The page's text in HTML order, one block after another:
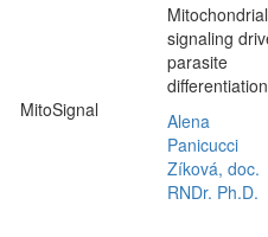
MitoSignal
Mitochondrial
signaling
parasite
differentiation
Alena
Panicucci
Zíková, doc.
RNDr. Ph.D.